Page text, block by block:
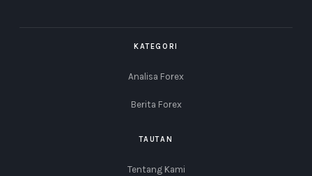
KATEGORI
Analisa Forex
Berita Forex
TAUTAN
Tentang Kami